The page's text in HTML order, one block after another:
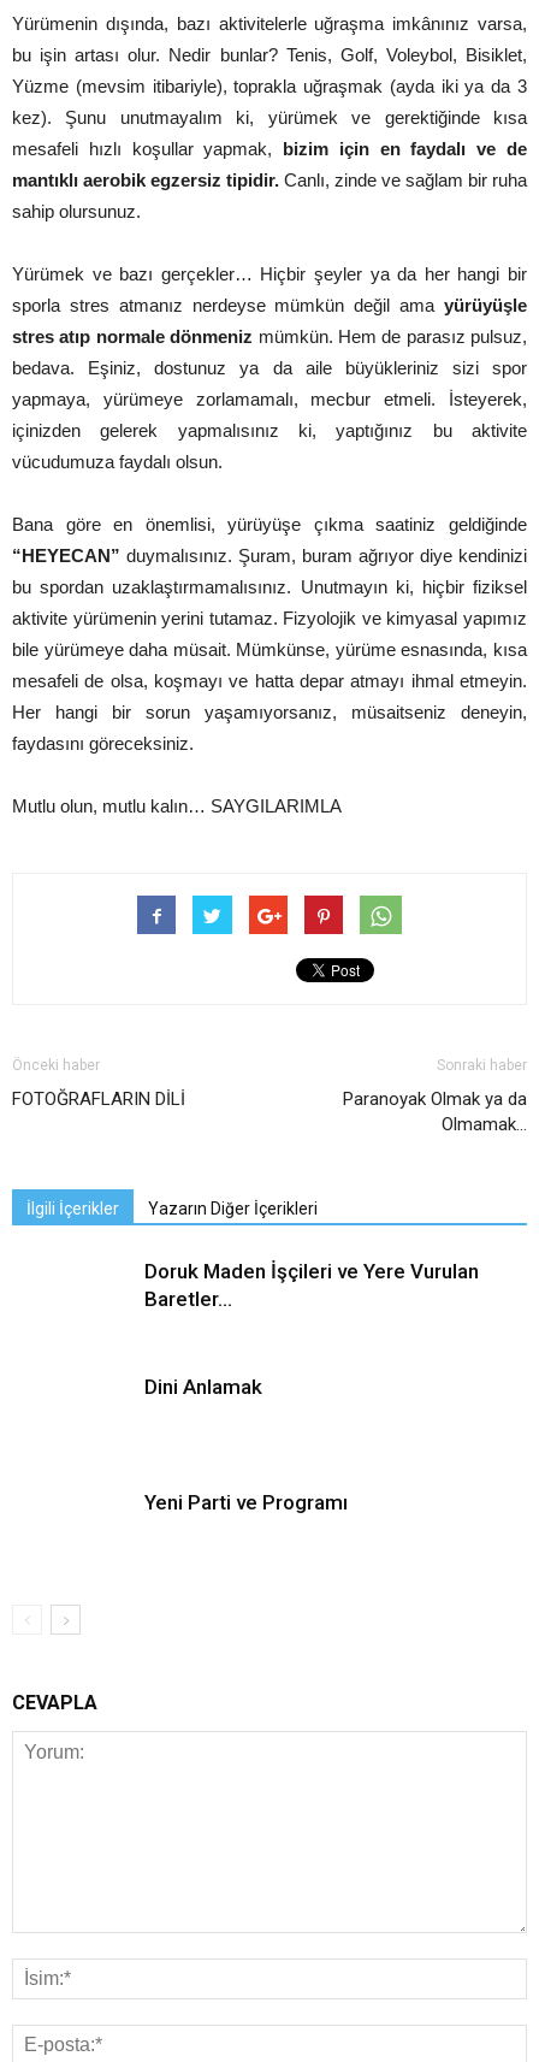
Yürümenin dışında, bazı aktivitelerle uğraşma imkânınız varsa,
bu işin artası olur. Nedir bunlar? Tenis, Golf, Voleybol, Bisiklet,
Yüzme (mevsim itibariyle), toprakla uğraşmak (ayda iki ya da 3
kez). Şunu unutmayalım ki, yürümek ve gerektiğinde kısa
mesafeli hızlı koşullar yapmak, bizim için en faydalı ve de
mantıklı aerobik egzersiz tipidir. Canlı, zinde ve sağlam bir ruha
sahip olursunuz.
Yürümek ve bazı gerçekler… Hiçbir şeyler ya da her hangi bir
sporla stres atmanız nerdeyse mümkün değil ama yürüyüşle
stres atıp normale dönmeniz mümkün. Hem de parasız pulsuz,
bedava. Eşiniz, dostunuz ya da aile büyükleriniz sizi spor
yapmaya, yürümeye zorlamamalı, mecbur etmeli. İsteyerek,
içinizden gelerek yapmalısınız ki, yaptığınız bu aktivite
vücudumuza faydalı olsun.
Bana göre en önemlisi, yürüyüşe çıkma saatiniz geldiğinde
“HEYECAN” duymalısınız. Şuram, buram ağrıyor diye kendinizi
bu spordan uzaklaştırmamalısınız. Unutmayın ki, hiçbir fiziksel
aktivite yürümenin yerini tutamaz. Fizyolojik ve kimyasal yapımız
bile yürümeye daha müsait. Mümkünse, yürüme esnasında, kısa
mesafeli de olsa, koşmayı ve hatta depar atmayı ihmal etmeyin.
Her hangi bir sorun yaşamıyorsanız, müsaitseniz deneyin,
faydasını göreceksiniz.
Mutlu olun, mutlu kalın… SAYGILARIMLA
Önceki haber
FOTOĞRAFLARIN DİLİ
Sonraki haber
Paranoyak Olmak ya da
Olmamak…
İlgili İçerikler Yazarın Diğer İçerikleri
Doruk Maden İşçileri ve Yere Vurulan
Baretler…
Dini Anlamak
Yeni Parti ve Programı
CEVAPLA